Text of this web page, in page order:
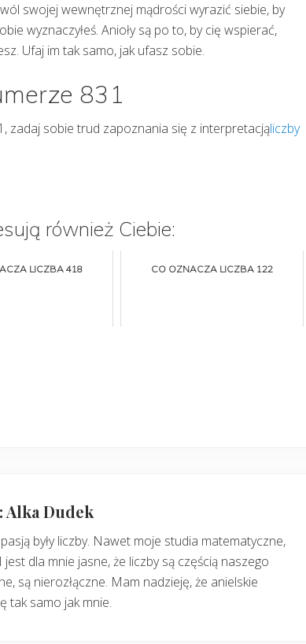
swojej wewnętrznej mądrości wyrazić siebie, by
wyznaczyłeś. Anioły są po to, by cię wspierać,
Ufaj im tak samo, jak ufasz sobie.
831
zadaj sobie trud zapoznania się z interpretacjąliczby
również Ciebie:
LICZBA 418 CO OZNACZA LICZBA 122
Alka Dudek
były liczby. Nawet moje studia matematyczne,
dla mnie jasne, że liczby są częścią naszego
są nierozłączne. Mam nadzieję, że anielskie
tak samo jak mnie.